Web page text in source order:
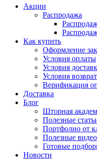
Акции
Распродажа
Как купить
Оформление
Условия оплаты
Условия
Условия
Верификация
Доставка
Блог
Шторная
Полезные
Портфолио от
Полезные видео
Готовые
Новости